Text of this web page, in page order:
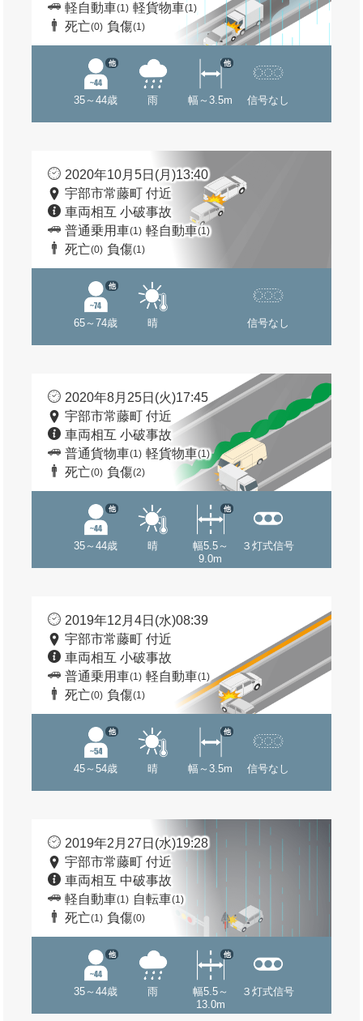
軽自動車(1) 軽貨物車(1)
死亡(0) 負傷(1)
35～44歳
他
雨 幅～3.5m
他
信号なし
2020年10月5日(月)13:40
宇部市常藤町 付近
車両相互 小破事故
普通乗用車(1) 軽自動車(1)
死亡(0) 負傷(1)
65～74歳
他
晴 信号なし
2020年8月25日(火)17:45
宇部市常藤町 付近
車両相互 小破事故
普通貨物車(1) 軽貨物車(1)
死亡(0) 負傷(2)
35～44歳
他
晴
幅5.5～
9.0m
他
３灯式信号
2019年12月4日(水)08:39
宇部市常藤町 付近
車両相互 小破事故
普通乗用車(1) 軽自動車(1)
死亡(0) 負傷(1)
45～54歳
他
晴 幅～3.5m
他
信号なし
2019年2月27日(水)19:28
宇部市常藤町 付近
車両相互 中破事故
軽自動車(1) 自転車(1)
死亡(1) 負傷(0)
35～44歳
他
雨
幅5.5～
13.0m
他
３灯式信号